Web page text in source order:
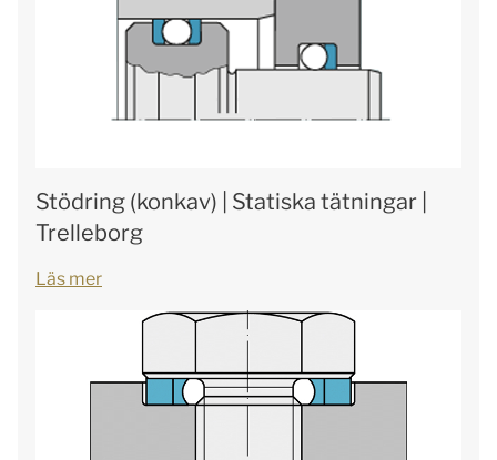
Stödring (konkav) | Statiska tätningar |
Trelleborg
Läs mer